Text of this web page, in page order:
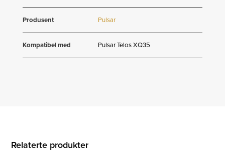
Produsent Pulsar
Kompatibel med Pulsar Telos XQ35
Relaterte produkter